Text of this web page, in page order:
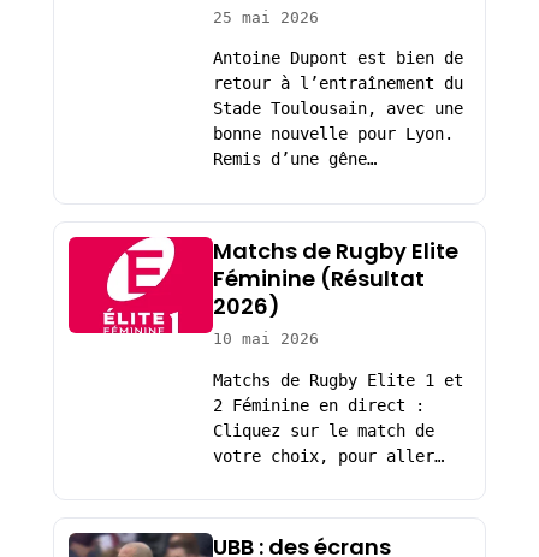
25 mai 2026
Antoine Dupont est bien de
retour à l’entraînement du
Stade Toulousain, avec une
bonne nouvelle pour Lyon.
Remis d’une gêne…
Matchs de Rugby Elite
Féminine (Résultat
2026)
10 mai 2026
Matchs de Rugby Elite 1 et
2 Féminine en direct :
Cliquez sur le match de
votre choix, pour aller…
UBB : des écrans